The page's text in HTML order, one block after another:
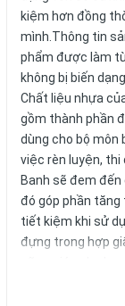
kiệm hơn đồng
mình.Thông tin
phẩm được làm
không bị biến
Chất liệu nhựa
gồm thành phần
dùng cho bộ môn
việc rèn luyện, thi
Banh sẽ đem
đó góp phần tăng
tiết kiệm khi sử
đựng trong hợp
mình mà không